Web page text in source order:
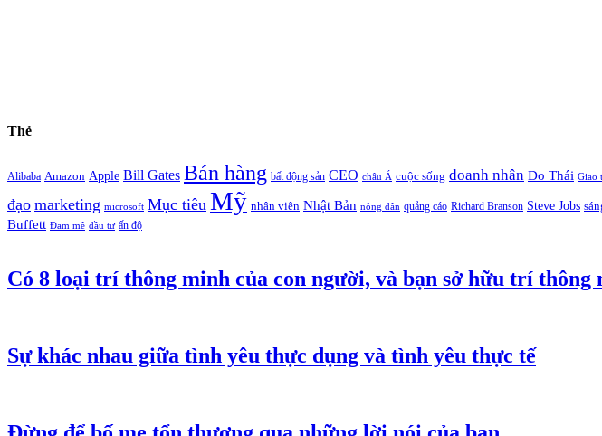
Thẻ
Alibaba Amazon Apple Bill Gates Bán hàng bất động sản CEO châu Á cuộc sống doanh nhân Do Thái Giao
đạo marketing microsoft Mục tiêu Mỹ nhân viên Nhật Bản nông dân quảng cáo Richard Branson Steve Jobs
Buffett Đam mê đầu tư ấn độ
Có 8 loại trí thông minh của con người, và bạn sở hữu trí thông
Sự khác nhau giữa tình yêu thực dụng và tình yêu thực tế